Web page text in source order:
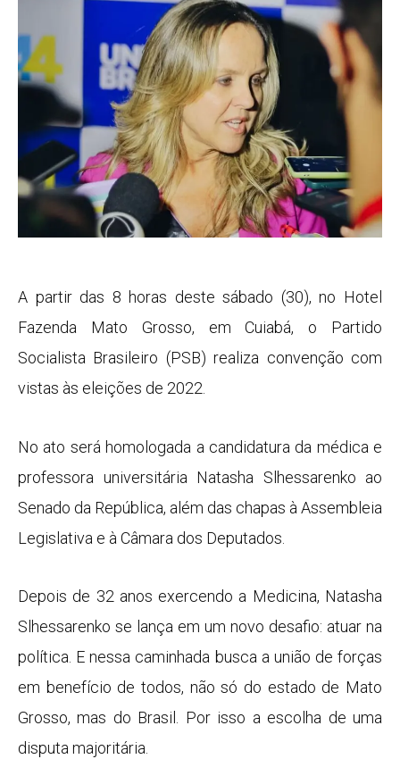
A partir das 8 horas deste sábado (30), no Hotel
Fazenda Mato Grosso, em Cuiabá, o Partido
Socialista Brasileiro (PSB) realiza convenção com
vistas às eleições de 2022.
No ato será homologada a candidatura da médica e
professora universitária Natasha Slhessarenko ao
Senado da República, além das chapas à Assembleia
Legislativa e à Câmara dos Deputados.
Depois de 32 anos exercendo a Medicina, Natasha
Slhessarenko se lança em um novo desafio: atuar na
política. E nessa caminhada busca a união de forças
em benefício de todos, não só do estado de Mato
Grosso, mas do Brasil. Por isso a escolha de uma
disputa majoritária.